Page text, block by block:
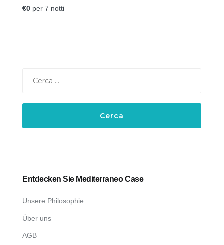
€0 per 7 notti
Entdecken Sie Mediterraneo Case
Unsere Philosophie
Über uns
AGB